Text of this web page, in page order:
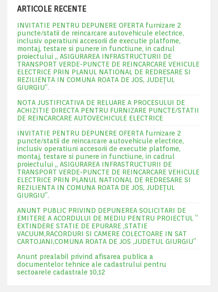
ARTICOLE RECENTE
INVITATIE PENTRU DEPUNERE OFERTA furnizare 2
puncte/statii de reincarcare autovehicule electrice,
inclusiv operatiuni accesorii de executie platfome,
montaj, testare si punere in functiune, in cadrul
proiectului „ ASIGURAREA INFRASTRUCTURII DE
TRANSPORT VERDE-PUNCTE DE REINCARCARE VEHICULE
ELECTRICE PRIN PLANUL NATIONAL DE REDRESARE SI
REZILIENTA IN COMUNA ROATA DE JOS, JUDEŢUL
GIURGIU”.
NOTA JUSTIFICATIVA DE RELUARE A PROCESULUI DE
ACHIZITIE DIRECTA PENTRU FURNIZARE PUNCTE/STATII
DE REINCARCARE AUTOVECHICULE ELECTRICE
INVITATIE PENTRU DEPUNERE OFERTA furnizare 2
puncte/statii de reincarcare autovehicule electrice,
inclusiv operatiuni accesorii de executie platfome,
montaj, testare si punere in functiune, in cadrul
proiectului „ ASIGURAREA INFRASTRUCTURII DE
TRANSPORT VERDE-PUNCTE DE REINCARCARE VEHICULE
ELECTRICE PRIN PLANUL NATIONAL DE REDRESARE SI
REZILIENTA IN COMUNA ROATA DE JOS, JUDEŢUL
GIURGIU”.
ANUNT PUBLIC PRIVIND DEPUNEREA SOLICITARI DE
EMITERE A ACORDULUI DE MEDIU PENTRU PROIECTUL ”
EXTINDERE STATIE DE EPURARE ,STATIE
VACUUM,RACORDURI SI CAMERE COLECTOARE IN SAT
CARTOJANI,COMUNA ROATA DE JOS ,JUDETUL GIURGIU”
Anunt prealabil privind afisarea publica a
documentelor tehnice ale cadastrului pentru
sectoarele cadastrale 10,12